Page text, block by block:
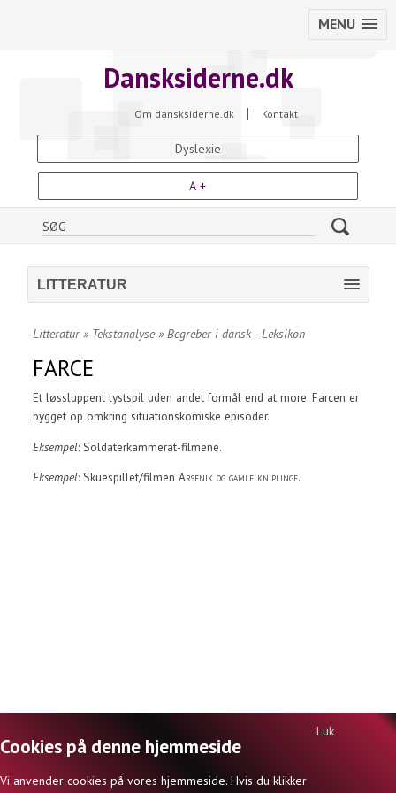
MENU
Dansksiderne.dk
Om dansksiderne.dk Kontakt
Dyslexie
A +
LITTERATUR
Litteratur» Tekstanalyse»Begreber i dansk - Leksikon
FARCE
Et løssluppent lystspil uden andet formål end at more. Farcen er
bygget op omkring situationskomiske episoder.
Eksempel: Soldaterkammerat-filmene.
Eksempel: Skuespillet/filmenArsenik og gamle kniplinge.
(ANSVARSHAVENDE REDAKTØR) OG FORFATTERNE 2026 |KONTAKT
Cookies på denne hjemmeside
Vi anvender cookies på vores hjemmeside. Hvis du klikker
Luk